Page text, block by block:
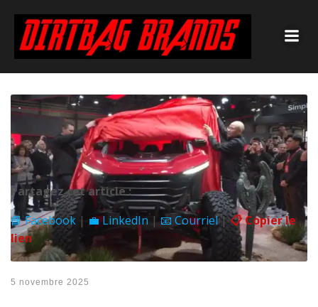
Partagez cet article :
📘 Facebook | 💼 LinkedIn |📧 Courriel|📋 Copier le
lien
5 novembre 2025